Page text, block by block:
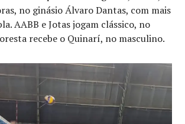
no ginásio Álvaro Dantas, com mais
AABB e Jotas jogam clássico, no
recebe o Quinarí, no masculino.